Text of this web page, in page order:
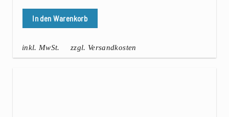
In den Warenkorb
inkl. MwSt. zzgl. Versandkosten